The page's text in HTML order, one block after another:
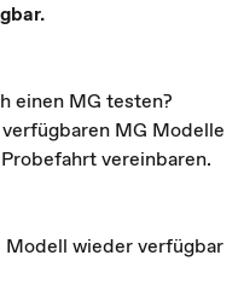
einen MG testen?
MG Modelle
vereinbaren.
Modell wieder verfügbar